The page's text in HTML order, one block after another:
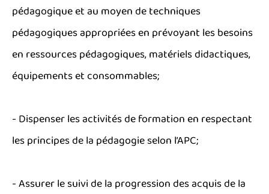
pédagogique et au moyen de techniques
pédagogiques appropriées en prévoyant les besoins
en ressources pédagogiques, matériels didactiques,
équipements et consommables;
- Dispenser les activités de formation en respectant
les principes de la pédagogie selon l’APC;
- Assurer le suivi de la progression des acquis de la